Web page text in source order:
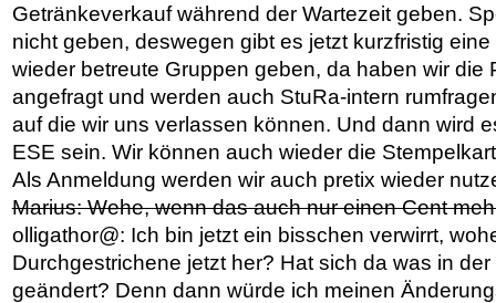
Getränkeverkauf während der Wartezeit geben.
nicht geben, deswegen gibt es jetzt kurzfristig
wieder betreute Gruppen geben, da haben wir die
angefragt und werden auch StuRa-intern
auf die wir uns verlassen können. Und dann wird
ESE sein. Wir können auch wieder die
Als Anmeldung werden wir auch pretix wieder
Marius: Wehe, wenn das auch nur einen Cent
olligathor@: Ich bin jetzt ein bisschen verwirrt,
Durchgestrichene jetzt her? Hat sich da was in
geändert? Denn dann würde ich meinen